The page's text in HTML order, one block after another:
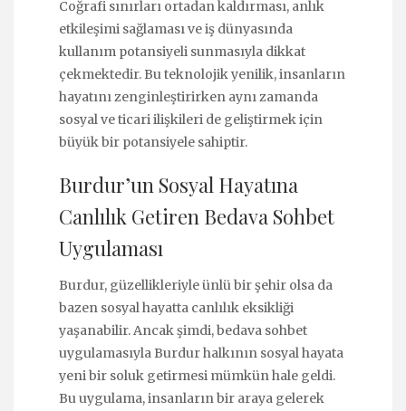
Coğrafi sınırları ortadan kaldırması, anlık
etkileşimi sağlaması ve iş dünyasında
kullanım potansiyeli sunmasıyla dikkat
çekmektedir. Bu teknolojik yenilik, insanların
hayatını zenginleştirirken aynı zamanda
sosyal ve ticari ilişkileri de geliştirmek için
büyük bir potansiyele sahiptir.
Burdur’un Sosyal Hayatına
Canlılık Getiren Bedava Sohbet
Uygulaması
Burdur, güzellikleriyle ünlü bir şehir olsa da
bazen sosyal hayatta canlılık eksikliği
yaşanabilir. Ancak şimdi, bedava sohbet
uygulamasıyla Burdur halkının sosyal hayata
yeni bir soluk getirmesi mümkün hale geldi.
Bu uygulama, insanların bir araya gelerek